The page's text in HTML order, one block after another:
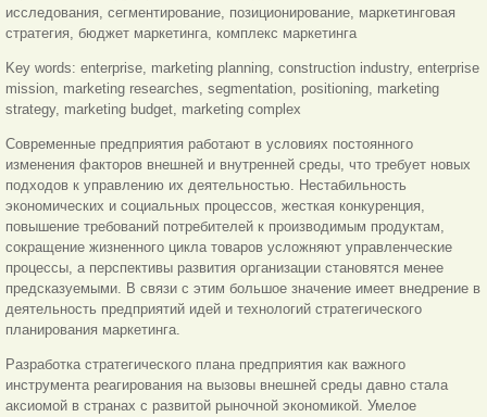
исследования, сегментирование, позиционирование, маркетинговая
стратегия, бюджет маркетинга, комплекс маркетинга
Key words: enterprise, marketing planning, construction industry, enterprise
mission, marketing researches, segmentation, positioning, marketing
strategy, marketing budget, marketing complex
Современные предприятия работают в условиях постоянного
изменения факторов внешней и внутренней среды, что требует новых
подходов к управлению их деятельностью. Нестабильность
экономических и социальных процессов, жесткая конкуренция,
повышение требований потребителей к производимым продуктам,
сокращение жизненного цикла товаров усложняют управленческие
процессы, а перспективы развития организации становятся менее
предсказуемыми. В связи с этим большое значение имеет внедрение в
деятельность предприятий идей и технологий стратегического
планирования маркетинга.
Разработка стратегического плана предприятия как важного
инструмента реагирования на вызовы внешней среды давно стала
аксиомой в странах с развитой рыночной экономикой. Умелое